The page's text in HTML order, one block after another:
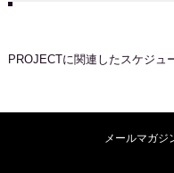
PROJECTに関連したスケジュ
メールマガジ